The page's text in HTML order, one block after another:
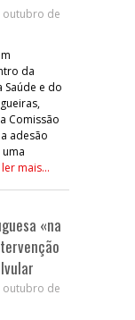
outubro de
da
Saúde e do
Comissão
adesão
ler mais...
«na
outubro de